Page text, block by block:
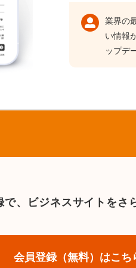
業界の
い情報
ップデ
、 ビジネスサイトをさ
会員登録（無料）はこち